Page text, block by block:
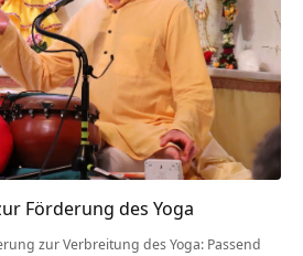
Förderung des Yoga
zur Verbreitung des Yoga: Passend